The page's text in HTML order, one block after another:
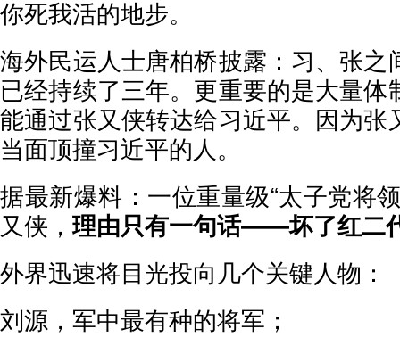
你死我活的地步。
海外民运人士唐柏桥披露：习、张之
已经持续了三年。更重要的是大量体
能通过张又侠转达给习近平。因为张
当面顶撞习近平的人。
据最新爆料：一位重量级“太子党将
又侠，理由只有一句话——坏了红二
外界迅速将目光投向几个关键人物：
刘源，军中最有种的将军；